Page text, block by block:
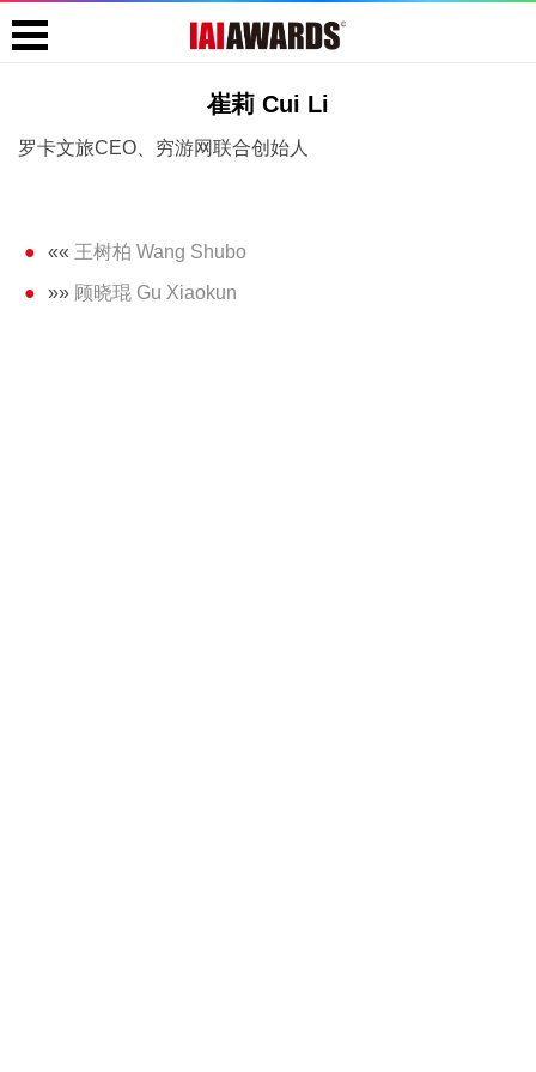
崔莉 Cui Li
罗卡文旅CEO、穷游网联合创始人
«« 王树柏 Wang Shubo
»» 顾晓琨 Gu Xiaokun